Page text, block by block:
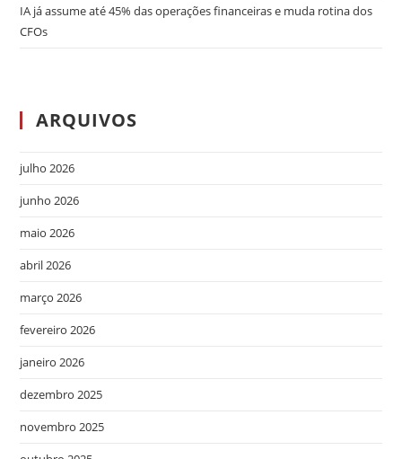
IA já assume até 45% das operações financeiras e muda rotina dos
CFOs
ARQUIVOS
julho 2026
junho 2026
maio 2026
abril 2026
março 2026
fevereiro 2026
janeiro 2026
dezembro 2025
novembro 2025